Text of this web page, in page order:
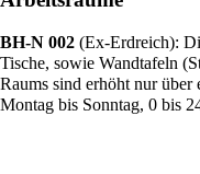
BH-N 002 (Ex-Erdreich):
Tische, sowie Wandtafeln
Raums sind erhöht nur
Montag bis Sonntag, 0 bis